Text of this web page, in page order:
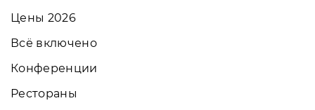
Цены 2026
Всё включено
Конференции
Рестораны